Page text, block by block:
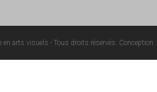
arts visuels - Tous droits réservés. Conception :